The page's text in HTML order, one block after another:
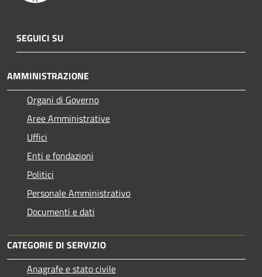
SEGUICI SU
AMMINISTRAZIONE
Organi di Governo
Aree Amministrative
Uffici
Enti e fondazioni
Politici
Personale Amministrativo
Documenti e dati
CATEGORIE DI SERVIZIO
Anagrafe e stato civile